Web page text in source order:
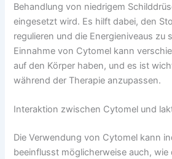
Behandlung von niedrigem
eingesetzt wird. Es hilft dabei, den
regulieren und die Energieniveaus zu
Einnahme von Cytomel kann
auf den Körper haben, und es ist
während der Therapie anzupassen.
Interaktion zwischen Cytomel und
Die Verwendung von Cytomel kann
beeinflusst möglicherweise auch, wie